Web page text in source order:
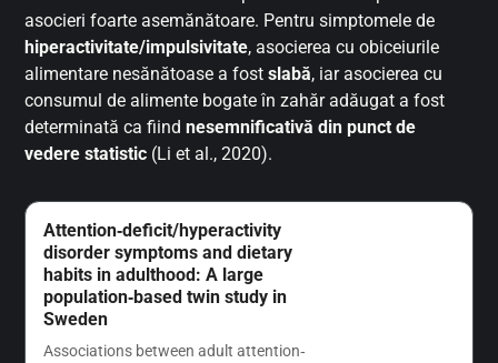
asocieri foarte asemănătoare. Pentru simptomele de
hiperactivitate/impulsivitate, asocierea cu obiceiurile
alimentare nesănătoase a fostslabă, iar asocierea cu
consumul de alimente bogate în zahăr adăugat a fost
determinată ca fiindnesemnificativă din punct de
vedere statistic (Li et al., 2020).
Attention‐deficit/hyperactivity
disorder symptoms and dietary
habits in adulthood: A large
population‐based twin study in
Sweden
Associations between adult attention‐